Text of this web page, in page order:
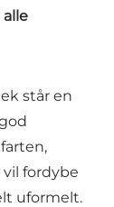
står en
vil fordybe
uformelt.